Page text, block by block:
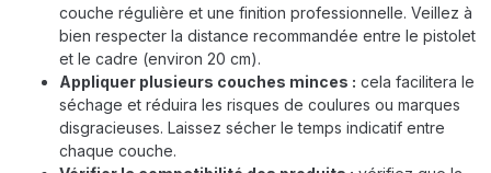
couche régulière et une finition professionnelle. Veillez à
bien respecter la distance recommandée entre le pistolet
et le cadre (environ 20 cm).
Appliquer plusieurs couches minces : cela facilitera le
séchage et réduira les risques de coulures ou marques
disgracieuses. Laissez sécher le temps indicatif entre
chaque couche.